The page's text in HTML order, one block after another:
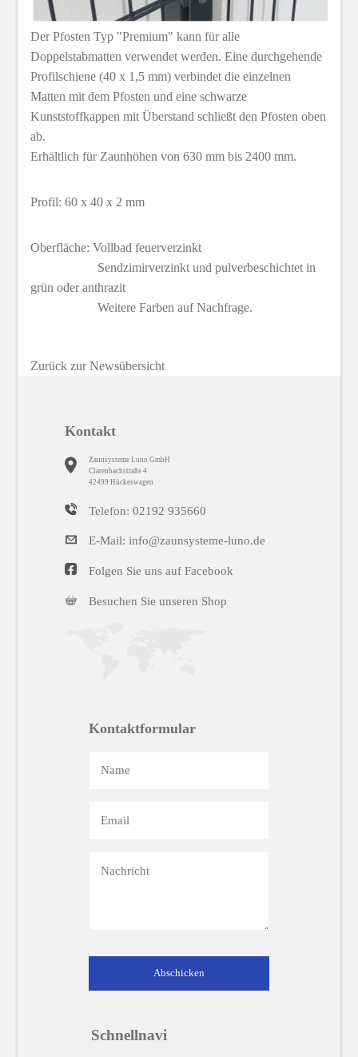
Der Pfosten Typ "Premium" kann für alle
Doppelstabmatten verwendet werden. Eine durchgehende
Profilschiene (40 x 1,5 mm) verbindet die einzelnen
Matten mit dem Pfosten und eine schwarze
Kunststoffkappen mit Überstand schließt den Pfosten oben
ab.
Erhältlich für Zaunhöhen von 630 mm bis 2400 mm.
Profil: 60 x 40 x 2 mm
Oberfläche: Vollbad feuerverzinkt
Sendzimirverzinkt und pulverbeschichtet in
grün oder anthrazit
Weitere Farben auf Nachfrage.
Zurück zur Newsübersicht
Kontakt
Zaunsysteme Luno GmbH
Clarenbachstraße 4
42499 Hückeswagen
Telefon: 02192 935660
E-Mail: info@zaunsysteme-luno.de
Folgen Sie uns auf Facebook
Besuchen Sie unseren Shop
Kontaktformular
Abschicken
Schnellnavi